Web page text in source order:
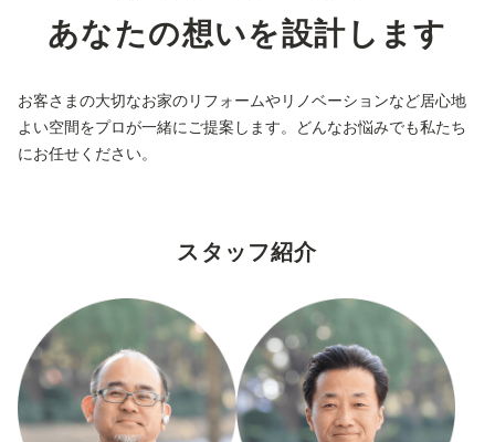
あなたの想いを設計します
お客さまの大切なお家のリフォームやリノベーションなど居心地
よい空間をプロが一緒にご提案します。どんなお悩みでも私たち
にお任せください。
スタッフ紹介